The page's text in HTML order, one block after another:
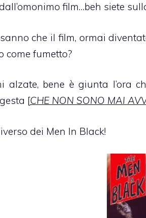
film…beh siete
che il film, ormai
come fumetto?
alzate, bene è giunta l’ora
[CHE NON SONO MAI
dei Men In Black!